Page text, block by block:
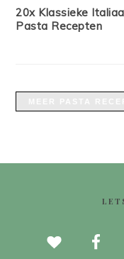
20x Klassieke
Pasta Recepten